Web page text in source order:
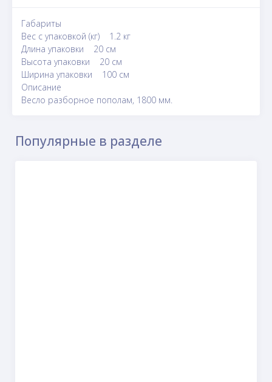
Габариты
Вес с упаковкой (кг) 1.2 кг
Длина упаковки 20 см
Высота упаковки 20 см
Ширина упаковки 100 см
Описание
Весло разборное пополам, 1800 мм.
Популярные в разделе